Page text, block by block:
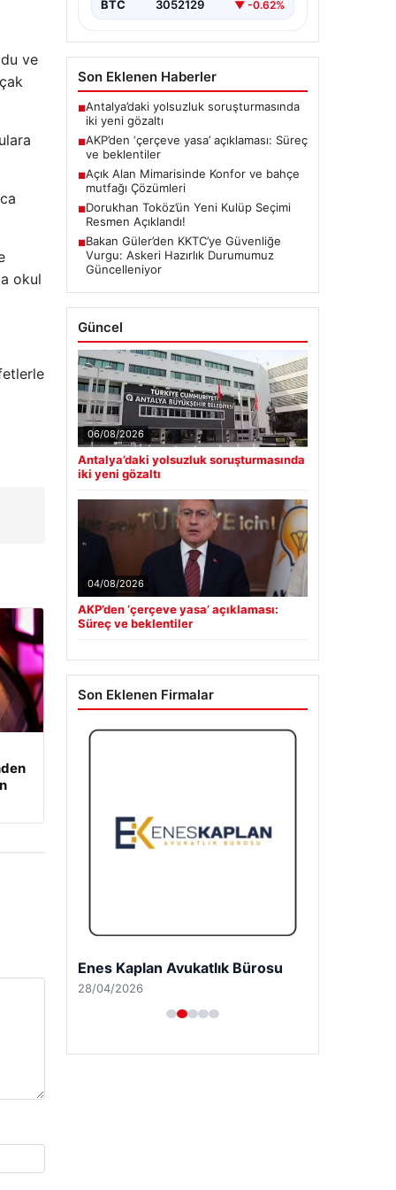
ve
okul
BTC 3052129 ▼ -0.62%
Son Eklenen Haberler
■Antalya’daki yolsuzluk soruşturmasında
iki yeni gözaltı
■AKP’den ‘çerçeve yasa’ açıklaması: Süreç
ve beklentiler
■Açık Alan Mimarisinde Konfor ve bahçe
mutfağı Çözümleri
■Dorukhan Toköz’ün Yeni Kulüp Seçimi
Resmen Açıklandı!
■Bakan Güler’den KKTC’ye Güvenliğe
Vurgu: Askeri Hazırlık Durumumuz
Güncelleniyor
Güncel
06/08/2026
Antalya’daki yolsuzluk soruşturmasında
iki yeni gözaltı
04/08/2026
AKP’den ‘çerçeve yasa’ açıklaması:
Süreç ve beklentiler
Son Eklenen Firmalar
Enes Kaplan Avukatlık Bürosu
28/04/2026